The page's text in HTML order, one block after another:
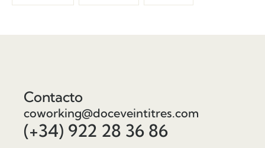
Contacto
coworking@doceveintitres.com
(+34) 922 28 36 86